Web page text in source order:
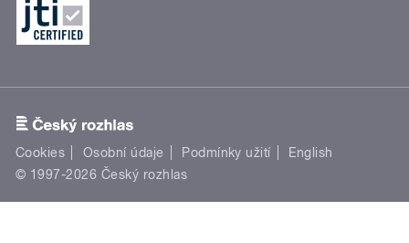
Cookies Osobní údaje Podmínky užití
English
© 1997-2026 Český rozhlas